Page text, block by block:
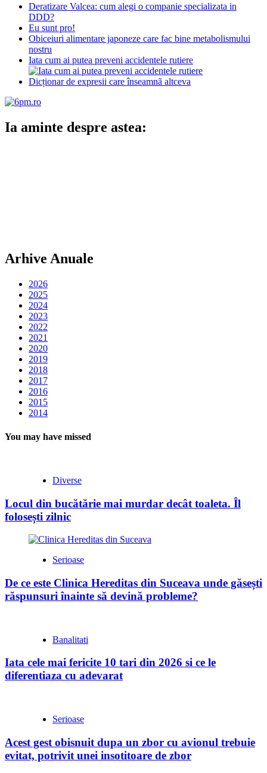
Deratizare Valcea: cum alegi o companie specializata in
DDD?
Eu sunt pro!
Obiceiuri alimentare japoneze care fac bine metabolismului
nostru
Iata cum ai putea preveni accidentele rutiere
Dicționar de expresii care înseamnã altceva
Ia aminte despre astea:
Arhive Anuale
2026
2025
2024
2023
2022
2021
2020
2019
2018
2017
2016
2015
2014
You may have missed
Diverse
Locul din bucătărie mai murdar decât toaleta. Îl
folosești zilnic
Serioase
De ce este Clinica Hereditas din Suceava unde găsești
răspunsuri înainte să devină probleme?
Banalitati
Iata cele mai fericite 10 tari din 2026 si ce le
diferentiaza cu adevarat
Serioase
Acest gest obisnuit dupa un zbor cu avionul trebuie
evitat, potrivit unei insotitoare de zbor